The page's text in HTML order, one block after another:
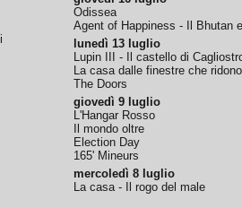
Odissea
Agent of Happiness - Il Bhutan
lunedì 13 luglio
Lupin III - Il castello di
La casa dalle finestre che ridono
The Doors
giovedì 9 luglio
L'Hangar Rosso
Il mondo oltre
Election Day
165' Mineurs
mercoledì 8 luglio
La casa - Il rogo del male